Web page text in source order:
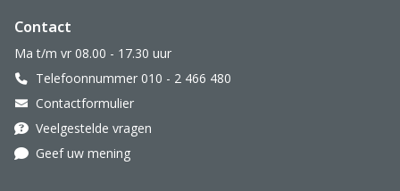
Website footer
Contact
Ma t/m vr 08.00 - 17.30 uur
Telefoonnummer 010 - 2 466 480
Contactformulier
Veelgestelde vragen
Geef uw mening